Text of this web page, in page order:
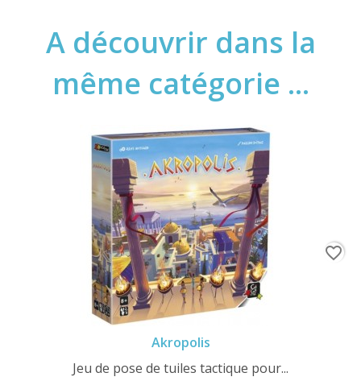
A découvrir dans la
même catégorie ...
Akropolis
Jeu de pose de tuiles tactique pour...
favorite_border